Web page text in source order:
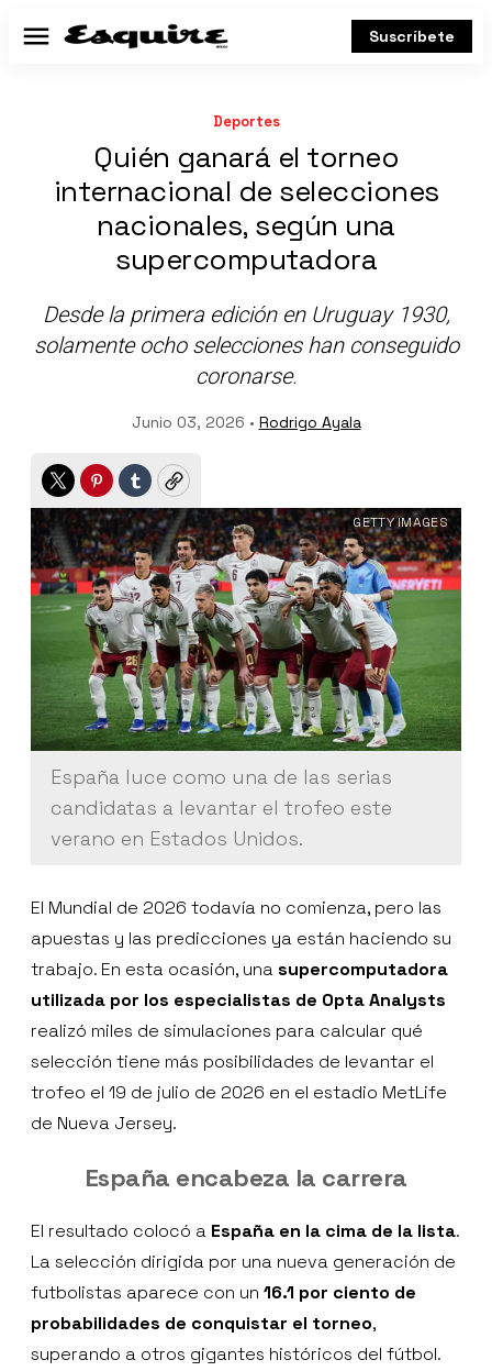
Menú Suscríbete
Deportes
Quién ganará el torneo
internacional de selecciones
nacionales, según una
supercomputadora
Desde la primera edición en Uruguay 1930,
solamente ocho selecciones han conseguido
coronarse.
Junio 03, 2026 • Rodrigo Ayala
TwitterPinterest
TumblrCopy
España luce como una de las serias
candidatas a levantar el trofeo este
verano en Estados Unidos.
GETTY IMAGES
El Mundial de 2026 todavía no comienza, pero las
apuestas y las predicciones ya están haciendo su
trabajo. En esta ocasión, unasupercomputadora
utilizada por los especialistas de Opta Analysts
realizó miles de simulaciones para calcular qué
selección tiene más posibilidades de levantar el
trofeo el 19 de julio de 2026 en el estadio MetLife
de Nueva Jersey.
España encabeza la carrera
El resultado colocó a España en la cima de la lista.
La selección dirigida por una nueva generación de
futbolistas aparece con un 16.1 por ciento de
probabilidades de conquistar el torneo,
superando a otros gigantes históricos del fútbol.